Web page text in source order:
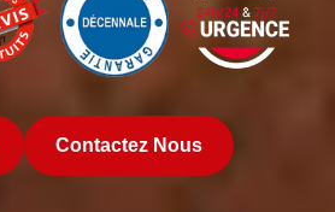
Contactez Nous